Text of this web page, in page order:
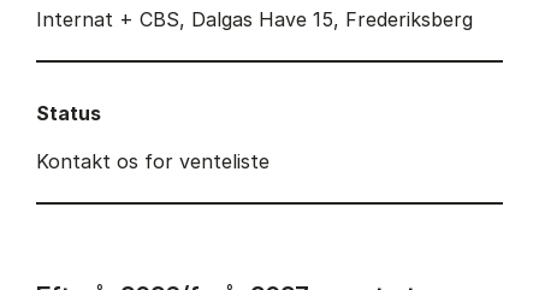
Internat + CBS, Dalgas Have 15, Frederiksberg
Status
Kontakt os for venteliste